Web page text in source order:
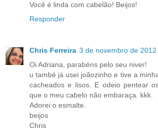
Você é linda com cabelão! Beijos!
Responder
Chris Ferreira 3 de novembro de 2012
Oi Adriana, parabéns pelo seu niver!
u també já usei joãozinho e tive a
cacheados e lisos. E odeio pentear
que o meu cabelo não embaraça. kkk.
Adorei o esmalte.
beijos
Chris